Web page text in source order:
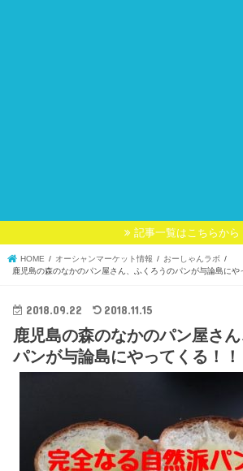
記事一覧はこちらから
HOME オーシャンマーケット情報
おーしゃんラボ
鹿児島の森のなかのパン屋さん、ふくろうのパンが与論島にや
2018.09.22 2018.11.15
鹿児島の森のなかのパン屋さ
パンが与論島にやってくる！！